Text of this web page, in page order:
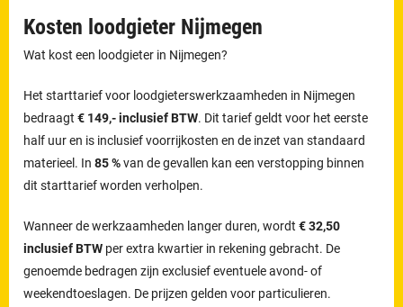
Kosten loodgieter Nijmegen
Wat kost een loodgieter in Nijmegen?
Het starttarief voor loodgieterswerkzaamheden in Nijmegen
bedraagt€ 149,- inclusief BTW. Dit tarief geldt voor het eerste
half uur en is inclusief voorrijkosten en de inzet van standaard
materieel. In85 %van de gevallen kan een verstopping binnen
dit starttarief worden verholpen.
Wanneer de werkzaamheden langer duren, wordt€ 32,50
inclusief BTW per extra kwartier in rekening gebracht. De
genoemde bedragen zijn exclusief eventuele avond- of
weekendtoeslagen. De prijzen gelden voor particulieren.